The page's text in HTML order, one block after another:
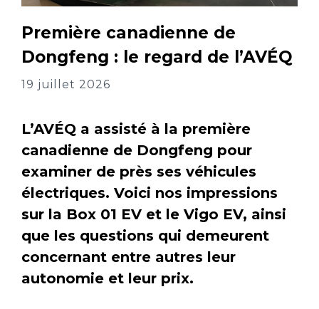
Première canadienne de
Dongfeng : le regard de l’AVÉQ
19 juillet 2026
L’AVÉQ a assisté à la première
canadienne de Dongfeng pour
examiner de près ses véhicules
électriques. Voici nos impressions
sur la Box 01 EV et le Vigo EV, ainsi
que les questions qui demeurent
concernant entre autres leur
autonomie et leur prix.